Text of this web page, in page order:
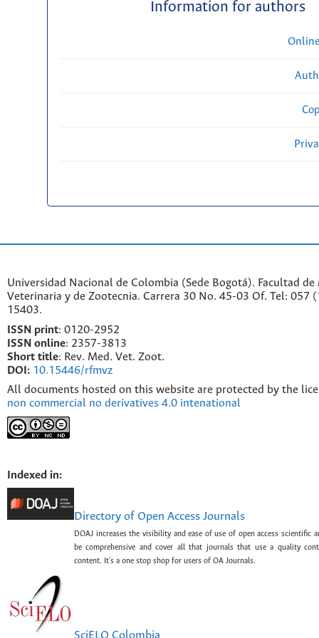
Information for authors
Universidad Nacional de Colombia (Sede Bogotá). Facultad de
Veterinaria y de Zootecnia. Carrera 30 No. 45-03 Of. Tel: 057
15403.
ISSN print: 0120-2952
SSN online: 2357-3813
Short title: Rev. Med. Vet. Zoot.
DOI: 10.15446/rfmvz
All documents hosted on this website are protected by the
non commercial no derivatives 4.0 intenational
Indexed in:
Directory of Open Access Journals
DOAJ increases the visibility and ease of use of open access scientific
be comprehensive and cover all that journals that use a quality
content. It's a one stop shop for users of OA Journals.